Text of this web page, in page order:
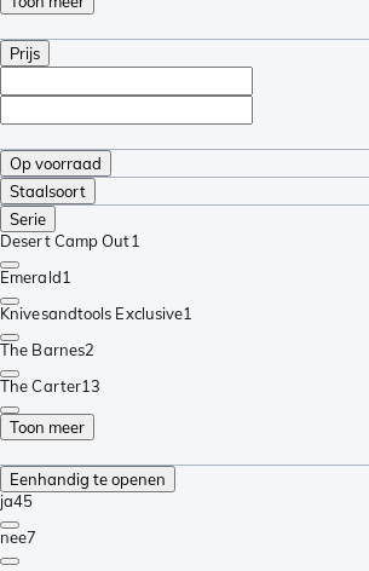
Prijs
Op voorraad
Staalsoort
Serie
Desert Camp Out1
Emerald1
Knivesandtools Exclusive1
The Barnes2
The Carter13
Toon meer
Eenhandig te openen
ja45
nee7